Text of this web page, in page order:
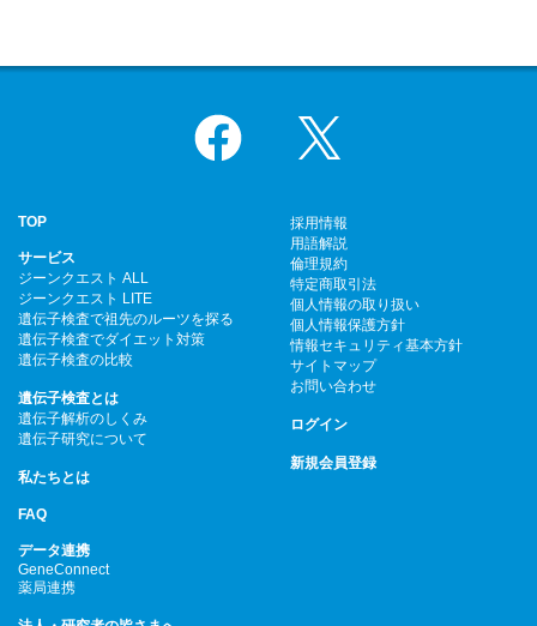
Facebook
TOP
サービス
ジーンクエスト ALL
ジーンクエスト LITE
遺伝子検査で祖先のルーツを探る
遺伝子検査でダイエット対策
遺伝子検査の比較
遺伝子検査とは
遺伝子解析のしくみ
遺伝子研究について
私たちとは
FAQ
データ連携
GeneConnect
薬局連携
採用情報
用語解説
倫理規約
特定商取引法
個人情報の取り扱い
個人情報保護方針
情報セキュリティ基本方針
サイトマップ
お問い合わせ
ログイン
新規会員登録